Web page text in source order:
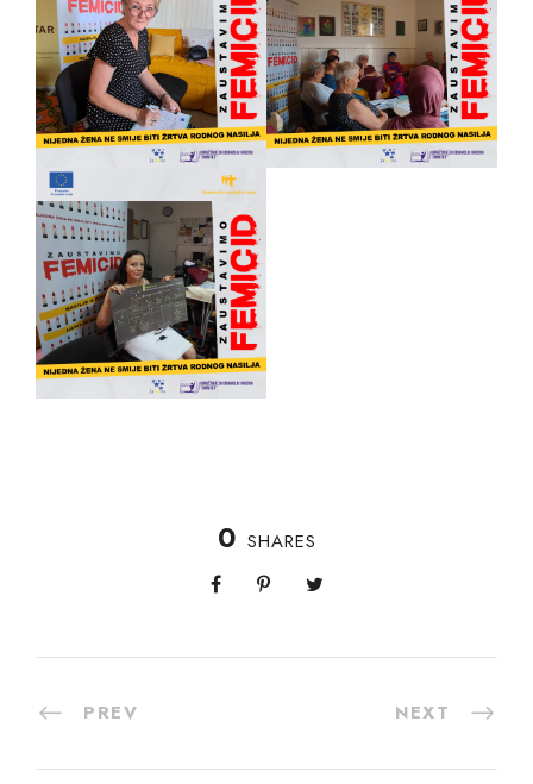
0 SHARES
PREV NEXT